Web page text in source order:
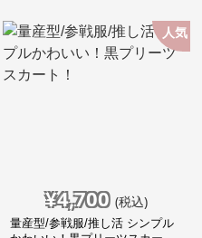
人気
¥4,700 (税込)
量産型/参戦服/推し活 シンプル